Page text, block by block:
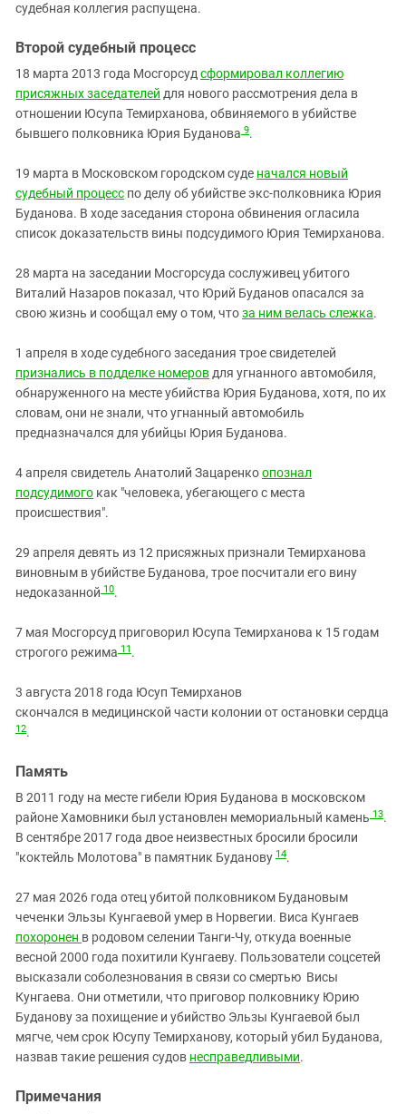
судебная коллегия распущена.
Второй судебный процесс
18 марта 2013 года Мосгорсуд сформировал коллегию
присяжных заседателей для нового рассмотрения дела в
отношении Юсупа Темирханова, обвиняемого в убийстве
бывшего полковника Юрия Буданова 9.
19 марта в Московском городском суде начался новый
судебный процесс по делу об убийстве экс-полковника Юрия
Буданова. В ходе заседания сторона обвинения огласила
список доказательств вины подсудимого Юрия Темирханова.
28 марта на заседании Мосгорсуда сослуживец убитого
Виталий Назаров показал, что Юрий Буданов опасался за
свою жизнь и сообщал ему о том, чтоза ним велась слежка.
1 апреля в ходе судебного заседания трое свидетелей
признались в подделке номеров для угнанного автомобиля,
обнаруженного на месте убийства Юрия Буданова, хотя, по их
словам, они не знали, что угнанный автомобиль
предназначался для убийцы Юрия Буданова.
4 апреля свидетель Анатолий Зацаренкоопознал
подсудимого как "человека, убегающего с места
происшествия".
29 апреля девять из 12 присяжных признали Темирханова
виновным в убийстве Буданова, трое посчитали его вину
недоказанной 10.
7 мая Мосгорсуд приговорил Юсупа Темирханова к 15 годам
строгого режима 11 .
3 августа 2018 года Юсуп Темирханов
скончался в медицинской части колонии от остановки сердца
12.
Память
В 2011 году на месте гибели Юрия Буданова в московском
районе Хамовники был установлен мемориальный камень 13.
В сентябре 2017 года двое неизвестных бросили бросили
"коктейль Молотова" в памятник Буданову 14.
27 мая 2026 года отец убитой полковником Будановым
чеченки Эльзы Кунгаевой умер в Норвегии. Виса Кунгаев
похоронен в родовом селении Танги-Чу, откуда военные
весной 2000 года похитили Кунгаеву. Пользователи соцсетей
высказали соболезнования в связи со смертью Висы
Кунгаева. Они отметили, что приговор полковнику Юрию
Буданову за похищение и убийство Эльзы Кунгаевой был
мягче, чем срок Юсупу Темирханову, который убил Буданова,
назвав такие решения судов несправедливыми.
Примечания